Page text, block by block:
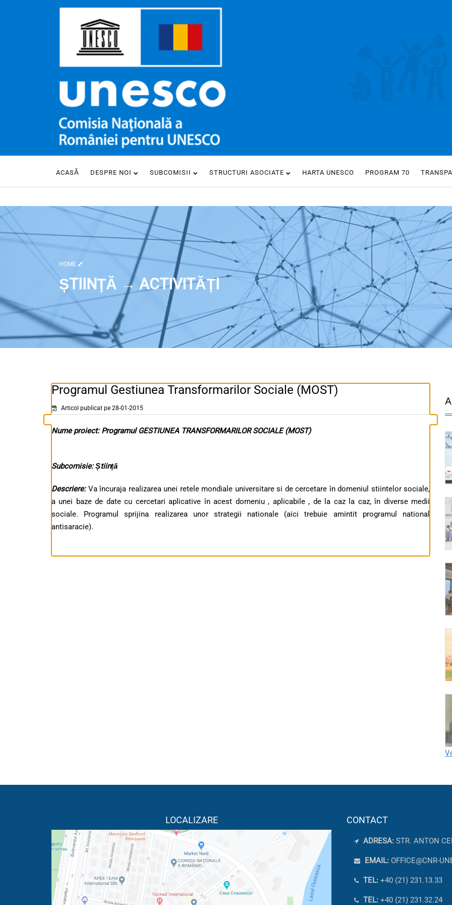
ACASĂ DESPRE NOI SUBCOMISII STRUCTURI ASOCIATE HARTA UNESCO PROGRAM 70
HOME
ȘTIINȚĂ → ACTIVITĂȚI
Programul Gestiunea Transformarilor Sociale (MOST)
Articol publicat pe 28-01-2015
Nume proiect: Programul GESTIUNEA TRANSFORMARILOR SOCIALE (MOST)
Subcomisie: Știință
Descriere: Va încuraja realizarea unei retele mondiale universitare si de cercetare în domeniul stiintelor sociale,
a unei baze de date cu cercetari aplicative în acest domeniu , aplicabile , de la caz la caz, în diverse medii
sociale. Programul sprijina realizarea unor strategii nationale (aici trebuie amintit programul national
antisaracie).
LOCALIZARE CONTACT
ADRESA: STR. ANTON
EMAIL: OFFICE@CNR-
TEL: +40 (21) 231.13.33
TEL: +40 (21) 231.32.24